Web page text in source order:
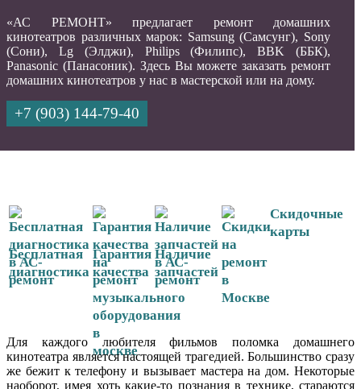
«АС РЕМОНТ» предлагает ремонт домашних
кинотеатров различных марок: Samsung (Самсунг), Sony
(Сони), Lg (Элджи), Philips (Филипс), BBK (ББК),
Panasonic (Панасоник). Здесь Вы можете заказать ремонт
домашних кинотеатров у нас в мастерской или на дому.
+7 (903) 144-79-40
Бесплатная
диагностика
Гарантия
качества
Наличие
запчастей
Скидочные
карты
Для каждого любителя фильмов поломка домашнего
кинотеатра является настоящей трагедией. Большинство сразу
же бежит к телефону и вызывает мастера на дом. Некоторые
наоборот, имея хоть какие-то познания в технике, стараются